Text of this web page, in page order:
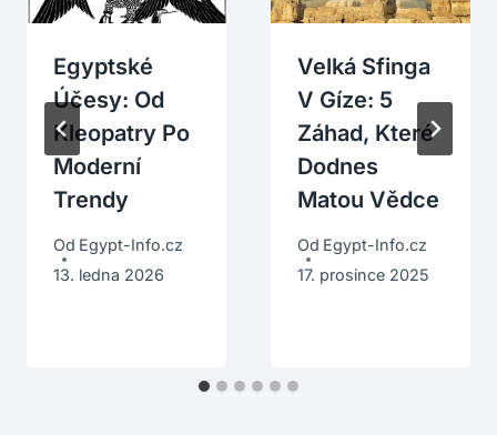
Egyptské
Účesy: Od
Kleopatry Po
Moderní
Trendy
Od Egypt-Info.cz
13. ledna 2026
Velká Sfinga
V Gíze: 5
Záhad, Které
Dodnes
Matou Vědce
Od Egypt-Info.cz
17. prosince 2025